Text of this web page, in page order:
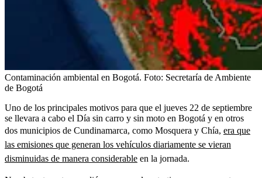
Contaminación ambiental en Bogotá. Foto: Secretaría de Ambiente
de Bogotá
Uno de los principales motivos para que el jueves 22 de septiembre
se llevara a cabo el Día sin carro y sin moto en Bogotá y en otros
dos municipios de Cundinamarca, como Mosquera y Chía, era que
las emisiones que generan los vehículos diariamente se vieran
disminuidas de manera considerable en la jornada.